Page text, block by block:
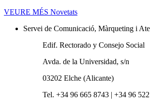
VEURE MÉS Novetats
Servei de Comunicació, Màrqueting i
Edif. Rectorado y Consejo Social
Avda. de la Universidad, s/n
03202 Elche (Alicante)
Tel. +34 96 665 8743 | +34 96